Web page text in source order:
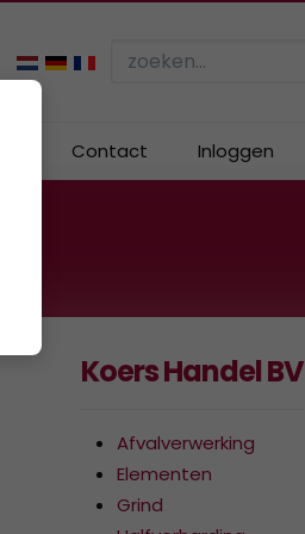
Contact Inloggen
Koers Handel BV
Afvalverwerking
Elementen
Grind